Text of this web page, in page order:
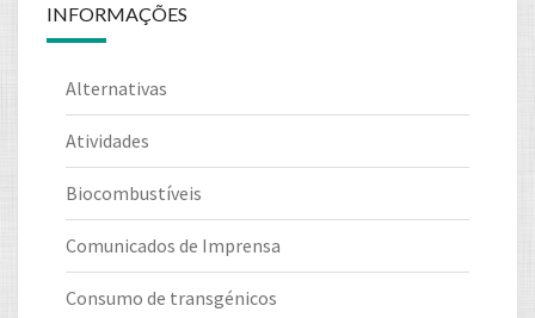
INFORMAÇÕES
Alternativas
Atividades
Biocombustíveis
Comunicados de Imprensa
Consumo de transgénicos